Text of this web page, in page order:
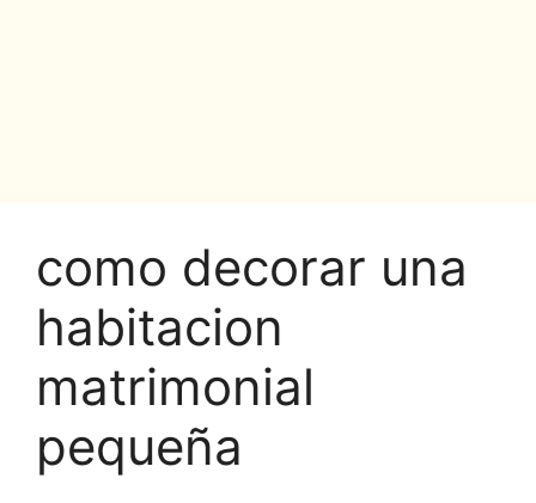
como decorar una
habitacion
matrimonial
pequeña